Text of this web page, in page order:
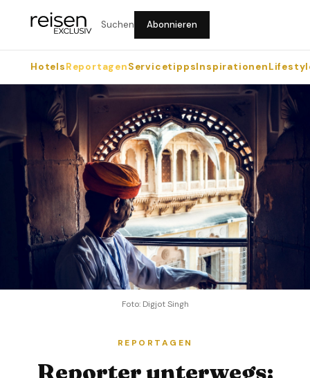
Suchen Abonnieren
HotelsReportagenServicetippsInspirationen
Foto: Digjot Singh
REPORTAGEN
Reporter unterwegs: